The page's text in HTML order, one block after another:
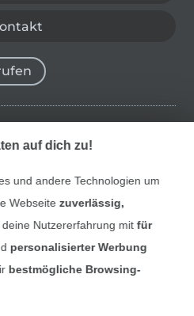
Inspiration
auf dich zu!
und andere Technologien um
Webseite zuverlässig,
Nutzererfahrung mitfür
personalisierter Werbung
bestmögliche Browsing-